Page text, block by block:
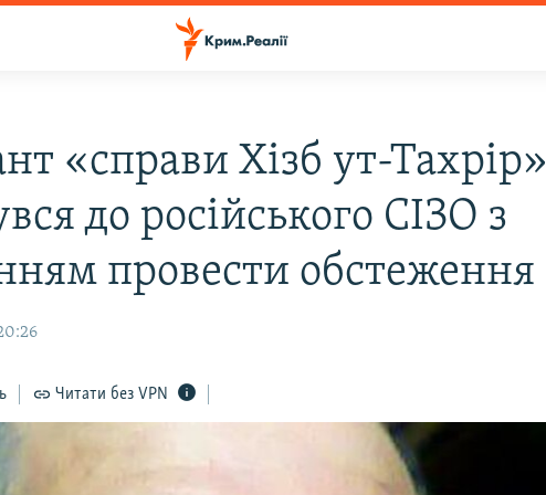
«справи Хізб ут-Тахрір»
до російського СІЗО з
провести обстеження
Читати без VPN